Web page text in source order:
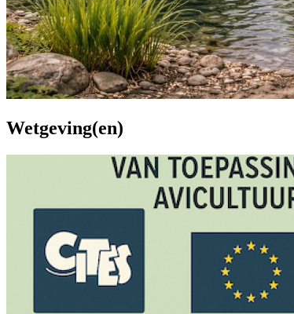
Wetgeving(en)